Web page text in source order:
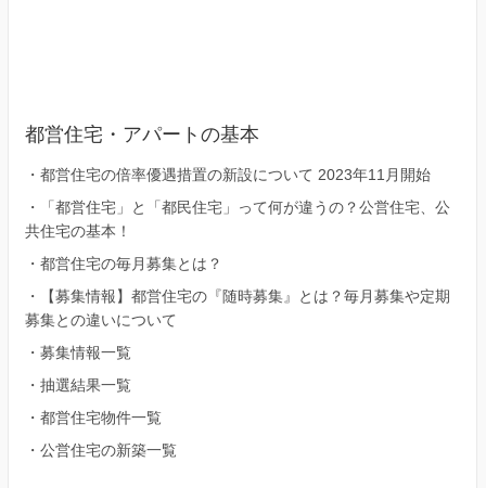
都営住宅・アパートの基本
・ 都営住宅の倍率優遇措置の新設について 2023年11月開始
・
「都営住宅」と「都民住宅」って何が違うの？公営住宅、公
共住宅の基本！
・ 都営住宅の毎月募集とは？
・
【募集情報】都営住宅の『随時募集』とは？毎月募集や定期
募集との違いについて
・ 募集情報一覧
・ 抽選結果一覧
・ 都営住宅物件一覧
・ 公営住宅の新築一覧